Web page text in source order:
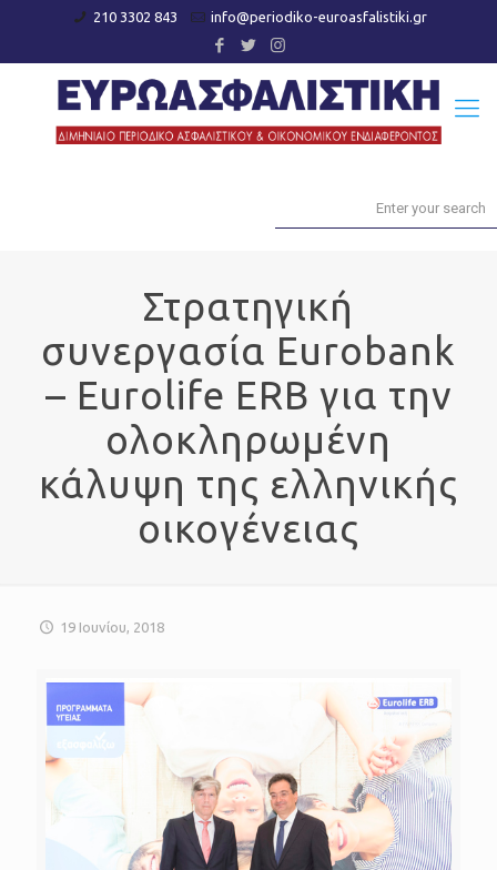
210 3302 843 info@periodiko-euroasfalistiki.gr
Στρατηγική
συνεργασία Eurobank
– Eurolife ERB για την
ολοκληρωμένη
κάλυψη της ελληνικής
οικογένειας
19 Ιουνίου, 2018